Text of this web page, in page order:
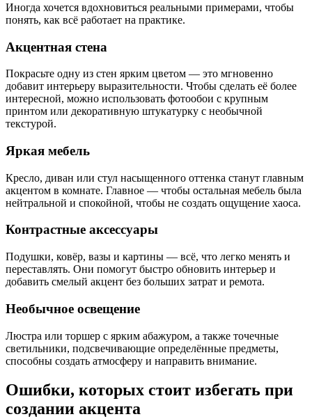
Иногда хочется вдохновиться реальными примерами, чтобы
понять, как всё работает на практике.
Акцентная стена
Покрасьте одну из стен ярким цветом — это мгновенно
добавит интерьеру выразительности. Чтобы сделать её более
интересной, можно использовать фотообои с крупным
принтом или декоративную штукатурку с необычной
текстурой.
Яркая мебель
Кресло, диван или стул насыщенного оттенка станут главным
акцентом в комнате. Главное — чтобы остальная мебель была
нейтральной и спокойной, чтобы не создать ощущение хаоса.
Контрастные аксессуары
Подушки, ковёр, вазы и картины — всё, что легко менять и
переставлять. Они помогут быстро обновить интерьер и
добавить смелый акцент без больших затрат и ремота.
Необычное освещение
Люстра или торшер с ярким абажуром, а также точечные
светильники, подсвечивающие определённые предметы,
способны создать атмосферу и направить внимание.
Ошибки, которых стоит избегать при
создании акцента